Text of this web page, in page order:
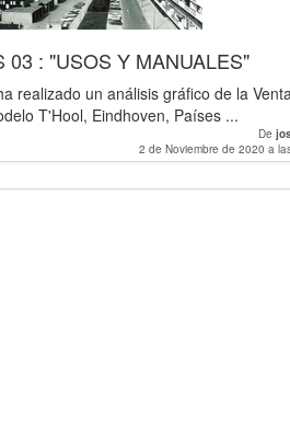
03 : "USOS Y MANUALES"
realizado un análisis gráfico de la
T'Hool, Eindhoven, Países ...
De
2 de Noviembre de 2020 a